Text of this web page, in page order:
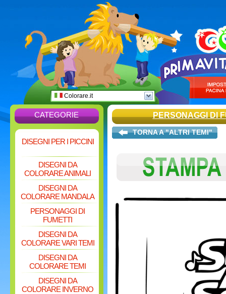
Colorare.it
CATEGORIE
DISEGNI PER I PICCINI
DISEGNI DA
COLORARE ANIMALI
DISEGNI DA
COLORARE MANDALA
PERSONAGGI DI
FUMETTI
DISEGNI DA
COLORARE VARI TEMI
DISEGNI DA
COLORARE TEMI
DISEGNI DA
COLORARE INVERNO
PERSONAGGI DI
TORNA A "ALTRI TEMI"